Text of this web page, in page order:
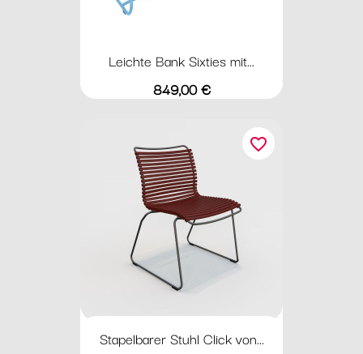
Leichte Bank Sixties mit...
Preis
849,00 €
Stapelbarer Stuhl Click von...
favorite_border